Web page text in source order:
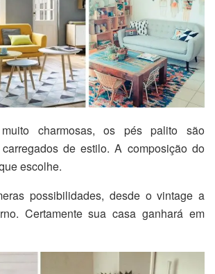
charmosas, os pés palito são
de estilo. A composição do
escolhe.
possibilidades, desde o vintage a
Certamente sua casa ganhará em